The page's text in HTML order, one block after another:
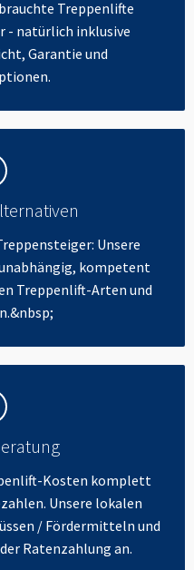
Treppenlifte
- natürlich inklusive
Garantie und
Unsere
kompetent
Treppenlift-Arten und
Kosten komplett
Unsere lokalen
/ Fördermitteln und
Ratenzahlung an.